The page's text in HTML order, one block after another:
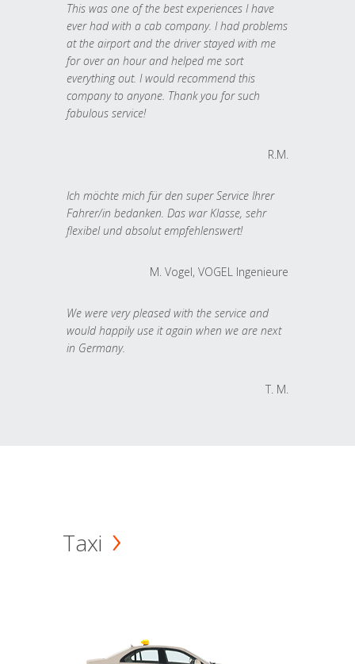
This was one of the best experiences I have
ever had with a cab company. I had problems
at the airport and the driver stayed with me
for over an hour and helped me sort
everything out. I would recommend this
company to anyone. Thank you for such
fabulous service!
R.M.
Ich möchte mich für den super Service Ihrer
Fahrer/in bedanken. Das war Klasse, sehr
flexibel und absolut empfehlenswert!
M. Vogel, VOGEL Ingenieure
We were very pleased with the service and
would happily use it again when we are next
in Germany.
T. M.
Taxi